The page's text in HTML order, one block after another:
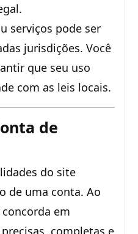
serviços pode ser
jurisdições. Você
que seu uso
com as leis locais.
de
do site
de uma conta. Ao
em